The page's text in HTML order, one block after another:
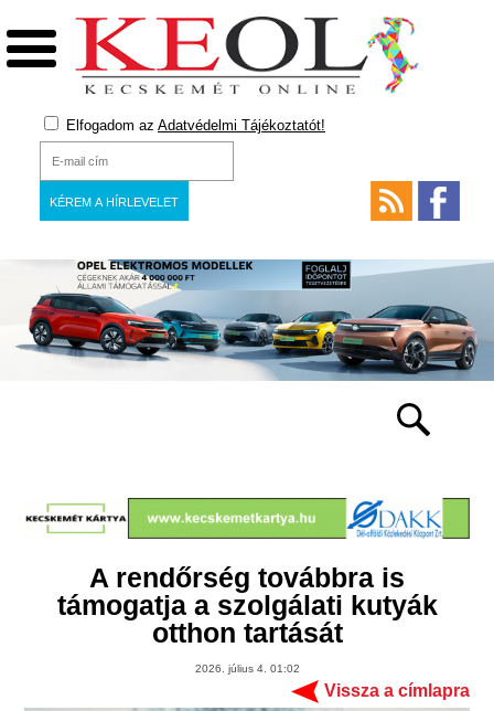
Elfogadom az Adatvédelmi Tájékoztatót!
A rendőrség továbbra is
támogatja a szolgálati kutyák
otthon tartását
2026. július 4. 01:02
Vissza a címlapra